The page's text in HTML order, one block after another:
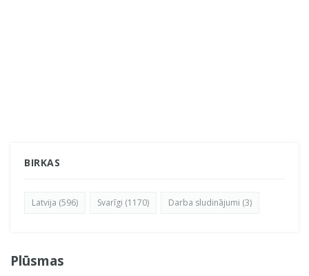
BIRKAS
Latvija (596) Svarīgi (1170) Darba sludinājumi (3)
Plūsmas